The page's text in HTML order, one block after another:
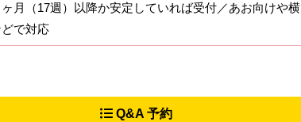
月（17週）以降か安定していれば受付／あお向けや横
で対応
Q&A 予約